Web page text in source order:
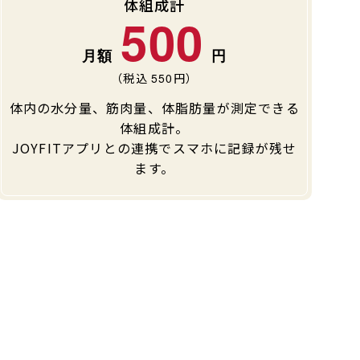
体組成計
500
（税込550 円）
体内の水分量、筋肉量、体脂肪量が測定できる
体組成計。
JOYFITアプリとの連携でスマホに記録が残せ
ます。